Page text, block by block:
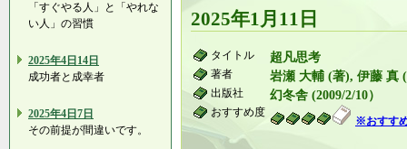
「すぐやる人」と「やれな
い人」の習慣
2025年4日14日
成功者と成幸者
2025年4日7日
その前提が間違いです。
2025年1月11日
タイトル 超凡思考
著者 岩瀬 大輔 (著), 伊藤 真
出版社 幻冬舎 (2009/2/10）
おすすめ度
※おすす